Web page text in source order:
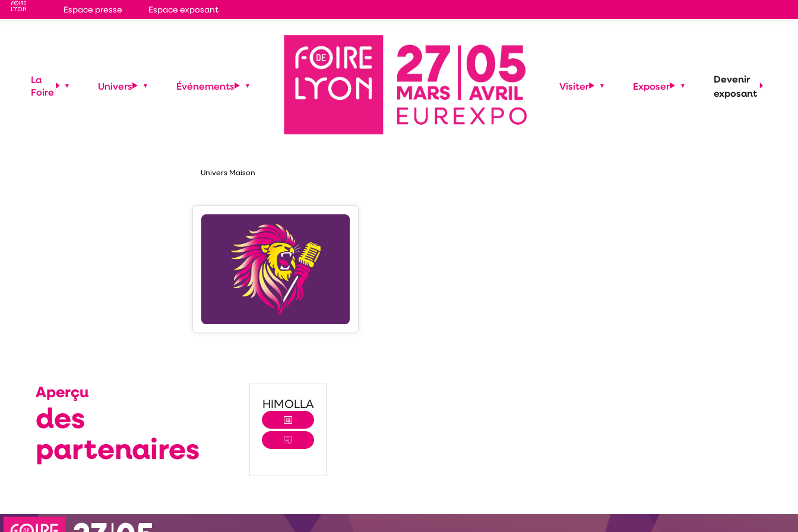
Espace presse Espace exposant
MEUBLES TISSOT
MEUBLES TISSOT
Univers Maison
Aperçu
des
partenaires
HIMOLLA
La
Foire
Univers Événements Visiter Exposer
Devenir
exposant